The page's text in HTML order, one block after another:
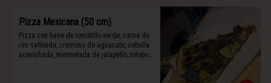
Pizza Mexicana (50 cm)
Pizza con base de tomatillo verde, carne de
res salteada, cremoso de aguacate, cebolla
acevichada, mermelada de jalapeño, totopos